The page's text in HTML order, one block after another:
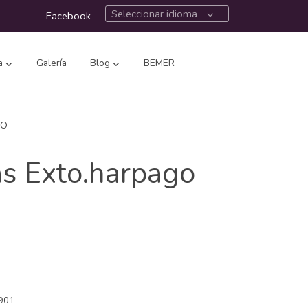
Facebook Seleccionar idioma
Galería Blog BEMER
Exto.harpago